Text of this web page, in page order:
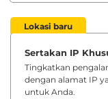
Lokasi baru
Sertakan IP
Tingkatkan
dengan alamat IP
untuk Anda.